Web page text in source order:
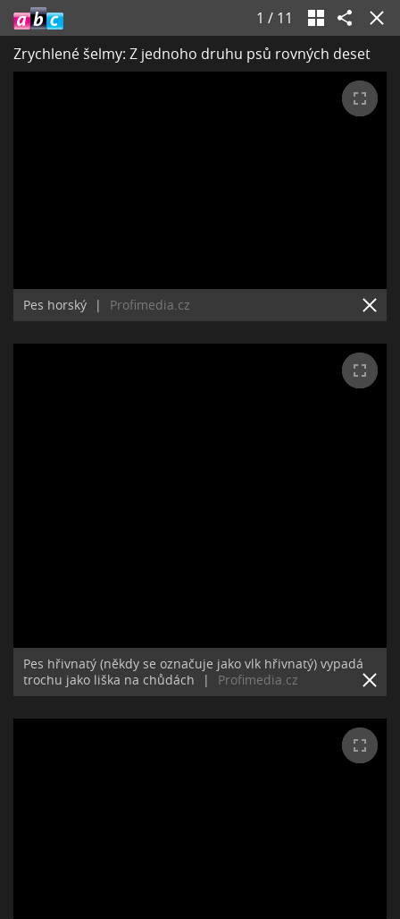
1 / 11
Zrychlené šelmy: Z jednoho druhu psů rovných deset
Pes horský | Profimedia.cz
Pes hřivnatý (někdy se označuje jako vlk hřivnatý) vypadá
trochu jako liška na chůdách
| Profimedia.cz